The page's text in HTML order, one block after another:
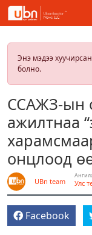
Энэ мэдээ
болно.
ССАЖЗ-ын
ажилтнаа
онцлоод
UBn team Улс
Facebook